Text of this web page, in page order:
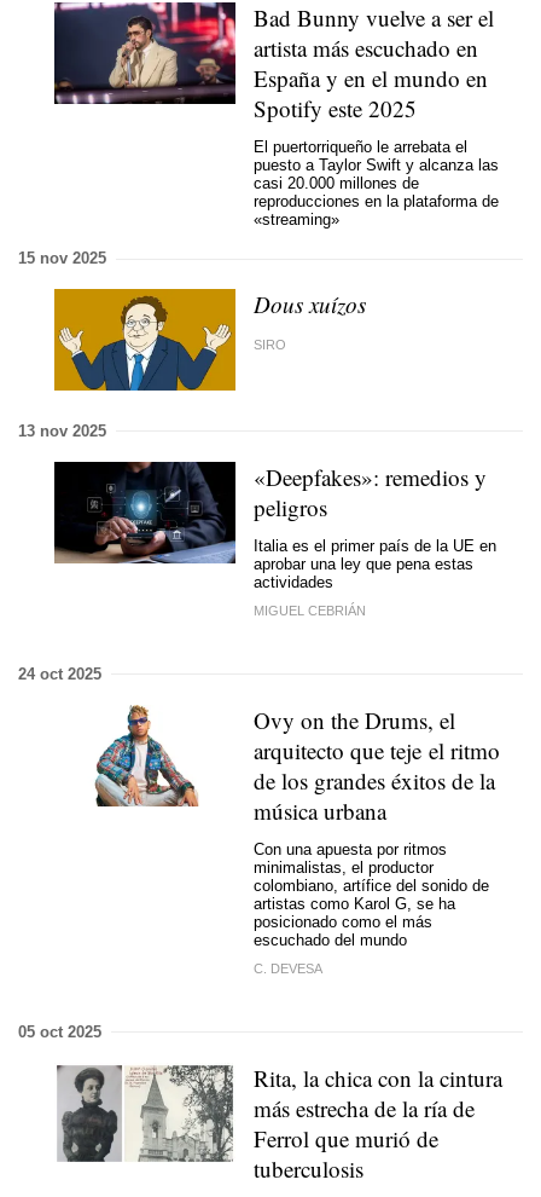
Bad Bunny vuelve a ser el
artista más escuchado en
España y en el mundo en
Spotify este 2025
El puertorriqueño le arrebata el
puesto a Taylor Swift y alcanza las
casi 20.000 millones de
reproducciones en la plataforma de
«streaming»
15 nov 2025
Dous xuízos
SIRO
13 nov 2025
«Deepfakes»: remedios y
peligros
Italia es el primer país de la UE en
aprobar una ley que pena estas
actividades
MIGUEL CEBRIÁN
24 oct 2025
Ovy on the Drums, el
arquitecto que teje el ritmo
de los grandes éxitos de la
música urbana
Con una apuesta por ritmos
minimalistas, el productor
colombiano, artífice del sonido de
artistas como Karol G, se ha
posicionado como el más
escuchado del mundo
C. DEVESA
05 oct 2025
Rita, la chica con la cintura
más estrecha de la ría de
Ferrol que murió de
tuberculosis